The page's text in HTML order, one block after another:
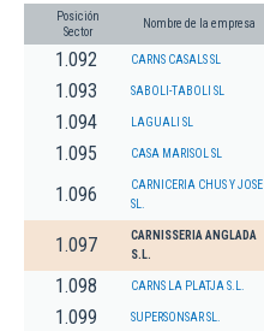
Posición
Sector
Nombre de la empresa
1.092 CARNS CASALS SL
1.093 SABOLI-TABOLI SL
1.094 LAGUALI SL
1.095 CASA MARISOL SL
1.096
CARNICERIA CHUS Y JOSE
SL.
1.097
CARNISSERIA ANGLADA
S.L.
1.098 CARNS LA PLATJA S.L.
1.099 SUPERSONSAR SL.